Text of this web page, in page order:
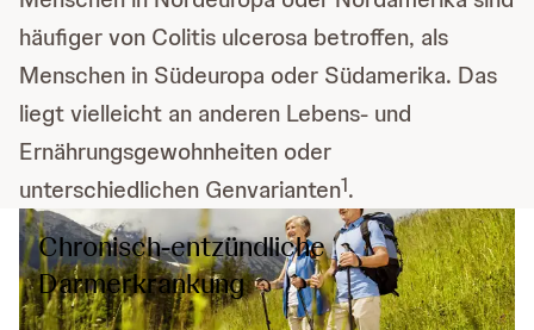
häufiger von Colitis ulcerosa betroffen, als
Menschen in Südeuropa oder Südamerika. Das
liegt vielleicht an anderen Lebens- und
Ernährungsgewohnheiten oder
unterschiedlichen Genvarianten1.
Chronisch-entzündliche
Darmerkrankung